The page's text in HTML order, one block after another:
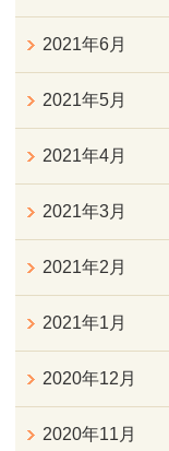
2021年6月
2021年5月
2021年4月
2021年3月
2021年2月
2021年1月
2020年12月
2020年11月